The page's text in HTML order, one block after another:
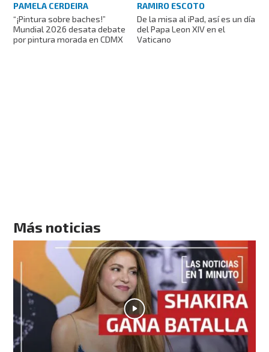
PAMELA CERDEIRA
“¡Pintura sobre baches!”
Mundial 2026 desata debate
por pintura morada en CDMX
RAMIRO ESCOTO
De la misa al iPad, así es un día
del Papa Leon XIV en el
Vaticano
Más noticias